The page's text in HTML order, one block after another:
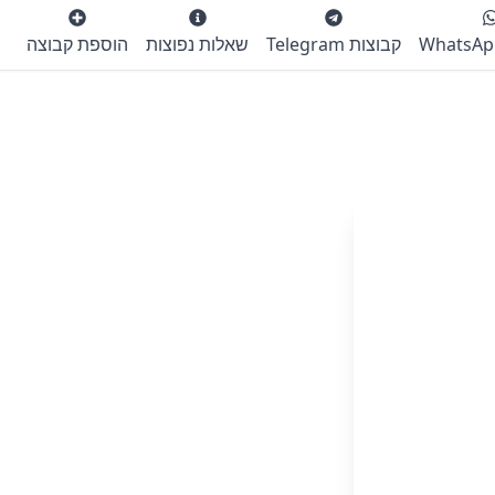
קבוצות Telegram שאלות נפוצות הוספת קבוצה